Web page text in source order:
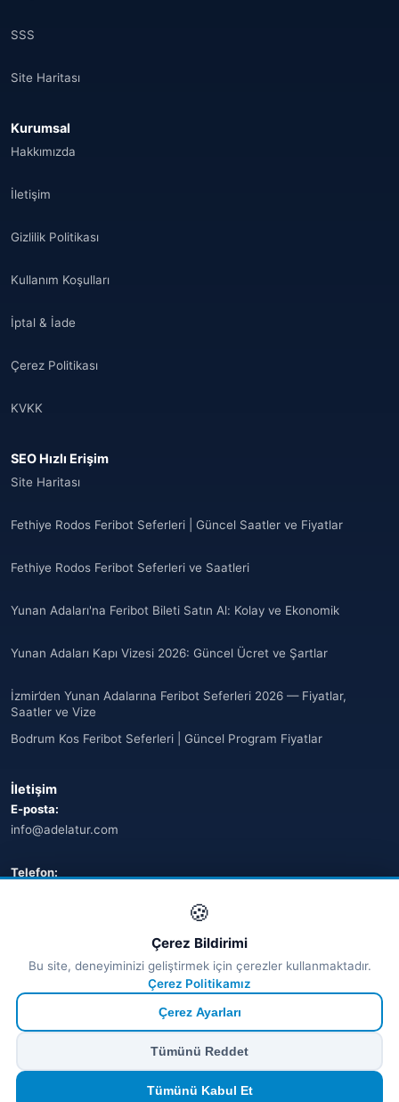
SSS
Site Haritası
Kurumsal
Hakkımızda
İletişim
Gizlilik Politikası
Kullanım Koşulları
İptal & İade
Çerez Politikası
KVKK
SEO Hızlı Erişim
Site Haritası
Fethiye Rodos Feribot Seferleri | Güncel Saatler ve Fiyatlar
Fethiye Rodos Feribot Seferleri ve Saatleri
Yunan Adaları'na Feribot Bileti Satın Al: Kolay ve Ekonomik
Yunan Adaları Kapı Vizesi 2026: Güncel Ücret ve Şartlar
İzmir’den Yunan Adalarına Feribot Seferleri 2026 — Fiyatlar,
Saatler ve Vize
Bodrum Kos Feribot Seferleri | Güncel Program Fiyatlar
İletişim
E-posta:
info@adelatur.com
Telefon:
💬 WhatsApp
€ EUR $ USD
🍪
Çerez Bildirimi
Bu site, deneyiminizi geliştirmek için çerezler kullanmaktadır.
Çerez Politikamız
Çerez Ayarları
Tümünü Reddet
Tümünü Kabul Et